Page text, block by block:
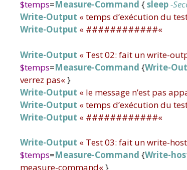
$temps=Measure-Command {sleep-
Write-Output «temps d’exécution du
Write-Output « ############«
Write-Output « Test 02: fait un write-
$temps=Measure-Command {Write-
verrez pas«}
Write-Output « le message n’est pas
Write-Output «temps d’exécution du
Write-Output « ############«
Write-Output « Test 03: fait un write-
$temps=Measure-Command {Write-
measure-command«}